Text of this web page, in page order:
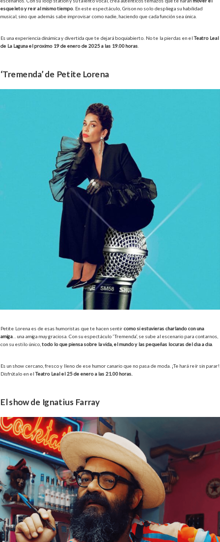
esqueleto y reír al mismo tiempo. En este espectáculo, Grison no solo despliega su habilidad
musical, sino que además sabe improvisar como nadie, haciendo que cada función sea única.
Es una experiencia dinámica y divertida que te dejará boquiabierto. No te la pierdas en elTeatro Leal
de La Laguna el próximo 19 de enero de 2025 a las 19.00 horas
‘Tremenda’ de Petite Lorena
Petite Lorena es de esas humoristas que te hacen sentir como si estuvieras charlando con una
amiga… una amiga muy graciosa. Con su espectáculo ‘Tremenda’, se sube al escenario para contarnos,
con su estilo único, todo lo que piensa sobre la vida, el mundo y las pequeñas locuras del día a día.
Es un show cercano, fresco y lleno de ese humor canario que no pasa de moda. ¡Te hará reír sin parar!
Disfrútalo en elTeatro Leal el 25 de enero a las 21.00 horas.
El show de Ignatius Farray